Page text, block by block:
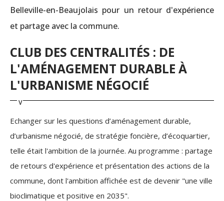
Belleville-en-Beaujolais pour un retour d'expérience
et partage avec la commune.
CLUB DES CENTRALITÉS : DE
L'AMÉNAGEMENT DURABLE À
L'URBANISME NÉGOCIÉ
Echanger sur les questions d’aménagement durable,
d’urbanisme négocié, de stratégie foncière, d’écoquartier,
telle était l'ambition de la journée. Au programme : partage
de retours d'expérience et présentation des actions de la
commune, dont l'ambition affichée est de devenir "une ville
bioclimatique et positive en 2035".